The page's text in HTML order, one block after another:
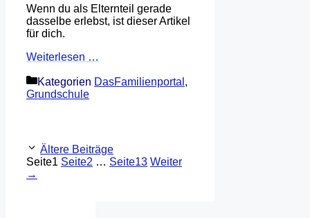
Wenn du als Elternteil gerade
dasselbe erlebst, ist dieser Artikel
für dich.
Weiterlesen …
Kategorien DasFamilienportal ,
Grundschule
Ältere Beiträge
Seite1 Seite2 … Seite13 Weiter
→